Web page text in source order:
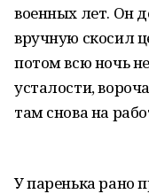
военных лет. Он
вручную скосил
потом всю ночь
усталости,
там снова на
У паренька рано